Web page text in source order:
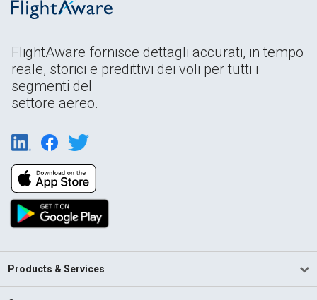
FlightAware fornisce dettagli accurati, in tempo
reale, storici e predittivi dei voli per tutti i
segmenti del
settore aereo.
Products & Services